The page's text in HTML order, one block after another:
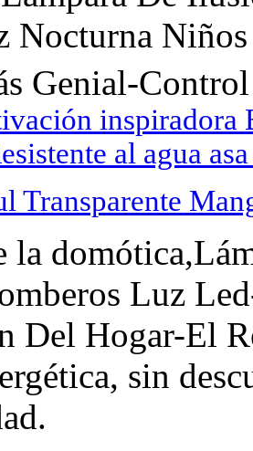
Nocturna
Genial-
inspiradora
al agua
Transparente
la
Luz
Del Hogar-El
sin